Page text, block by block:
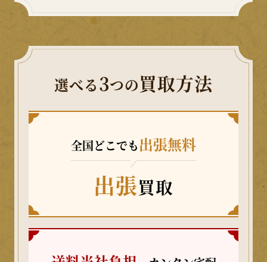
選べる3つの買取方法
全国どこでも出張無料
出張買取